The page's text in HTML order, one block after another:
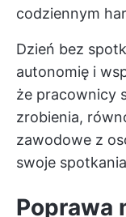
codziennym
Dzień bez
autonomię i
że pracownicy
zrobienia,
zawodowe z
swoje
Poprawa